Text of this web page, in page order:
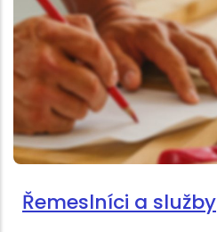
Řemeslníci a služby